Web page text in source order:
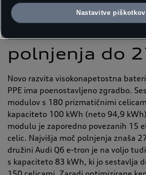
Kapaciteta
polnjenja do
Novo razvita visokonapetostna
PPE ima poenostavljeno zgradbo.
modulov s 180 prizmatičnimi
kapaciteto 100 kWh (neto 94,9
modulu je zaporedno povezanih 15
celic. Najvišja moč polnjenja znaša
družini Audi Q6 e-tron je na voljo
s kapaciteto 83 kWh, ki jo sestavlja
Nastavitve piškotkov